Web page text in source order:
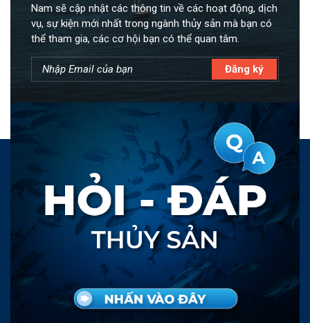
Nam sẽ cập nhật các thông tin về các hoạt động, dịch
vụ, sự kiện mới nhất trong ngành thủy sản mà bạn có
thể tham gia, các cơ hội bạn có thể quan tâm.